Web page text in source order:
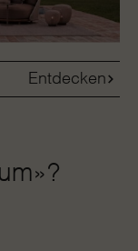
Entdecken